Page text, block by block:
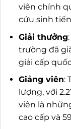
viên chính
cứu sinh
Giải thưởng
trường đã
giải cấp
Giảng viên:
lượng, với
viên là
cao cấp và